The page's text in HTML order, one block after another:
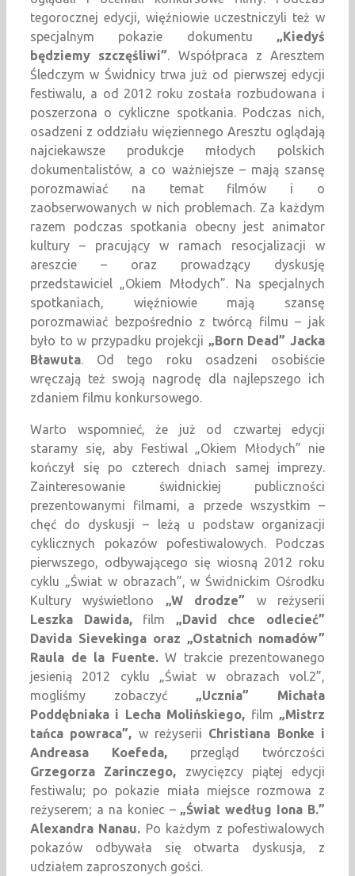
tegorocznej edycji, więźniowie uczestniczyli też w
specjalnym pokazie dokumentu „Kiedyś
będziemy szczęśliwi”. Współpraca z Aresztem
Śledczym w Świdnicy trwa już od pierwszej edycji
festiwalu, a od 2012 roku została rozbudowana i
poszerzona o cykliczne spotkania. Podczas nich,
osadzeni z oddziału więziennego Aresztu oglądają
najciekawsze produkcje młodych polskich
dokumentalistów, a co ważniejsze – mają szansę
porozmawiać na temat filmów i o
zaobserwowanych w nich problemach. Za każdym
razem podczas spotkania obecny jest animator
kultury – pracujący w ramach resocjalizacji w
areszcie – oraz prowadzący dyskusję
przedstawiciel „Okiem Młodych”. Na specjalnych
spotkaniach, więźniowie mają szansę
porozmawiać bezpośrednio z twórcą filmu – jak
było to w przypadku projekcji „Born Dead” Jacka
Bławuta. Od tego roku osadzeni osobiście
wręczają też swoją nagrodę dla najlepszego ich
zdaniem filmu konkursowego.
Warto wspomnieć, że już od czwartej edycji
staramy się, aby Festiwal „Okiem Młodych” nie
kończył się po czterech dniach samej imprezy.
Zainteresowanie świdnickiej publiczności
prezentowanymi filmami, a przede wszystkim –
chęć do dyskusji – leżą u podstaw organizacji
cyklicznych pokazów pofestiwalowych. Podczas
pierwszego, odbywającego się wiosną 2012 roku
cyklu „Świat w obrazach”, w Świdnickim Ośrodku
Kultury wyświetlono „W drodze” w reżyserii
Leszka Dawida, film „David chce odlecieć”
Davida Sievekinga oraz „Ostatnich nomadów”
Raula de la Fuente. W trakcie prezentowanego
jesienią 2012 cyklu „Świat w obrazach vol.2”,
mogliśmy zobaczyć „Ucznia” Michała
Poddębniaka i Lecha Molińskiego, film „Mistrz
tańca powraca”, w reżyserii Christiana Bonke i
Andreasa Koefeda, przegląd twórczości
Grzegorza Zarinczego, zwycięzcy piątej edycji
festiwalu; po pokazie miała miejsce rozmowa z
reżyserem; a na koniec – „Świat według Iona B.”
Alexandra Nanau. Po każdym z pofestiwalowych
pokazów odbywała się otwarta dyskusja, z
udziałem zaproszonych gości.